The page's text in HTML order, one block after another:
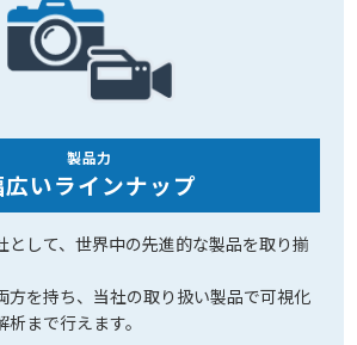
製品力
広いラインナップ
として、世界中の先進的な製品を取り揃
方を持ち、当社の取り扱い製品で可視化
まで行えます。